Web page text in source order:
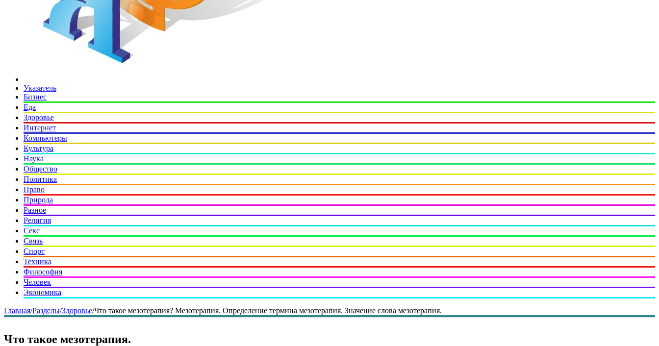
Указатель
Бизнес
Еда
Здоровье
Интернет
Компьютеры
Культура
Наука
Общество
Политика
Право
Природа
Разное
Религия
Секс
Связь
Спорт
Техника
Философия
Человек
Экономика
Главная/Разделы/Здоровье/Что такое мезотерапия? Мезотерапия. Определение термина мезотерапия. Значение слова мезотерапия.
Что такое мезотерапия.